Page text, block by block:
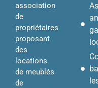
association
de
propriétaires
proposant
des
locations
de meublés
de